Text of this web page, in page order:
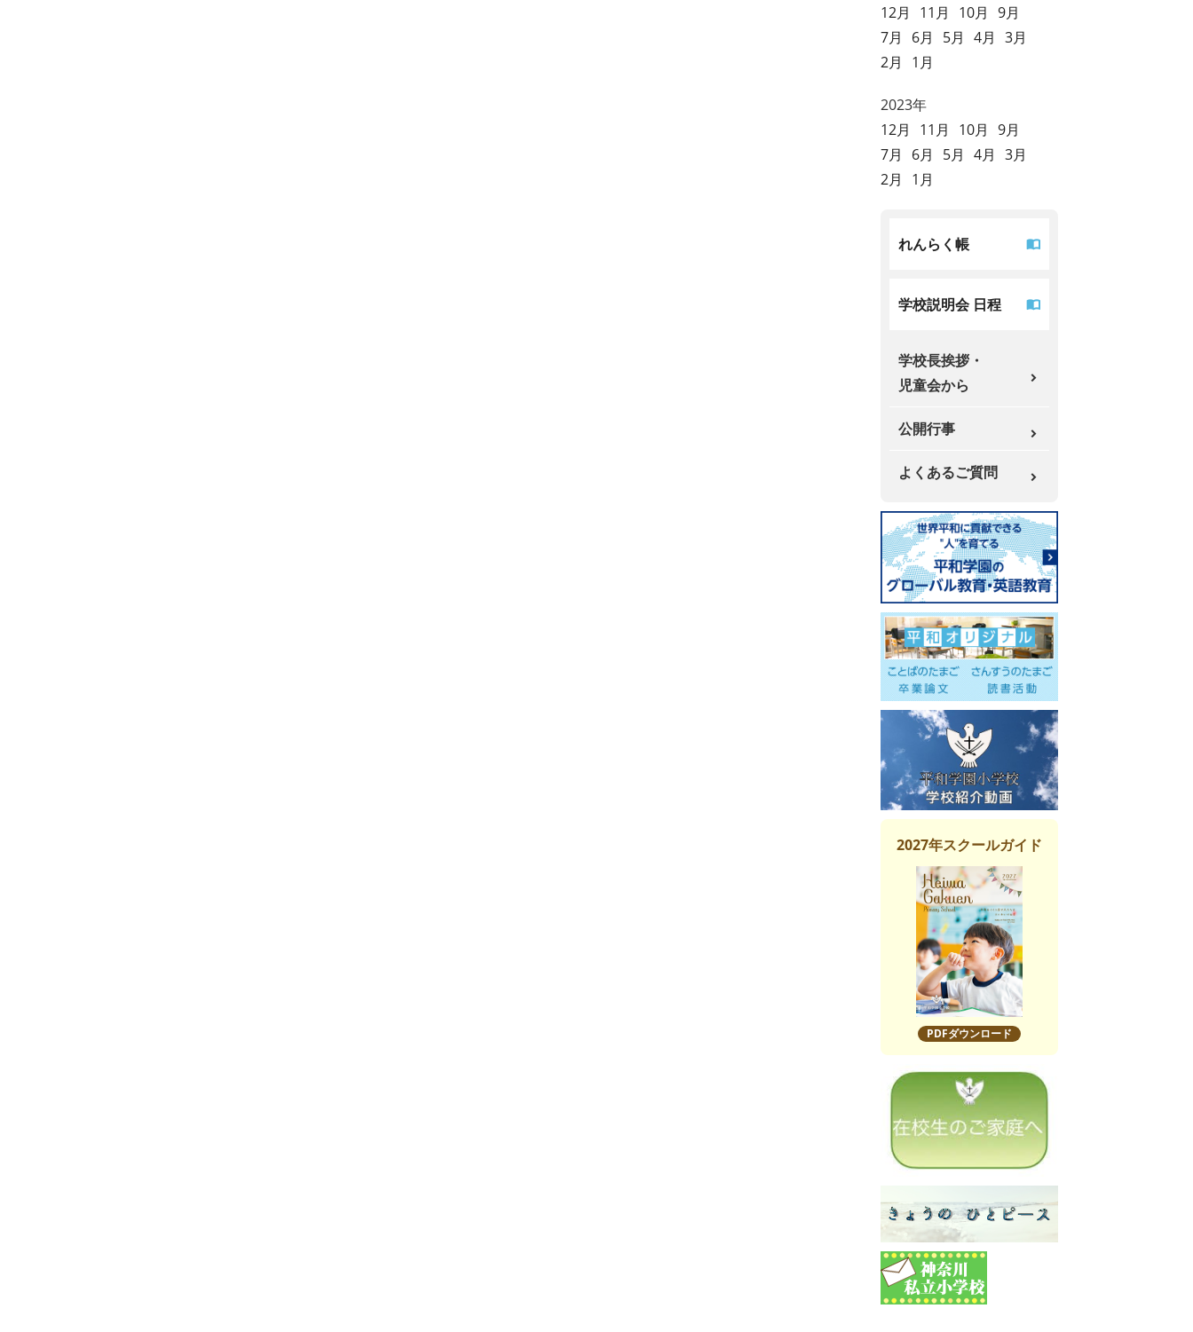
12月
11月 10月 9月
7月
6月 5月 4月 3月
2月
1月
2023年
12月
11月 10月 9月
7月
6月 5月 4月 3月
2月
1月
れんらく帳
学校説明会 日程
学校長挨拶・
児童会から
公開行事
よくあるご質問
2027年スクールガイド
PDFダウンロード